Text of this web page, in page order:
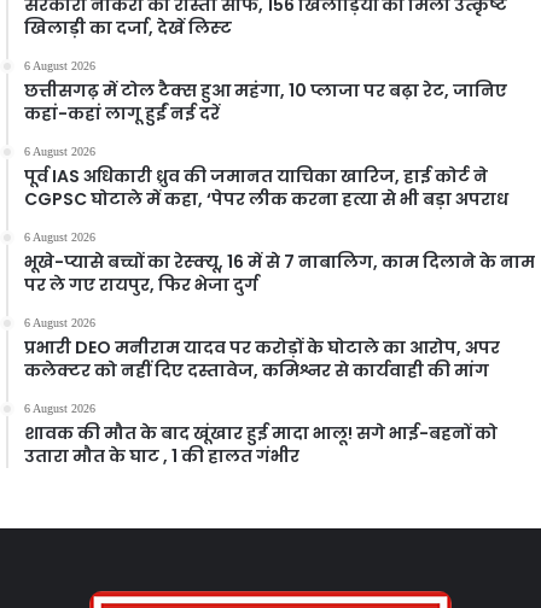
सरकारी नौकरी का रास्ता साफ, 156 खिलाड़ियों को मिला उत्कृष्ट
खिलाड़ी का दर्जा, देखें लिस्‍ट
6 August 2026
छत्तीसगढ़ में टोल टैक्स हुआ महंगा, 10 प्लाजा पर बढ़ा रेट, जानिए
कहां-कहां लागू हुईं नई दरें
6 August 2026
पूर्व IAS अधिकारी ध्रुव की जमानत याचिका खारिज, हाई कोर्ट ने
CGPSC घोटाले में कहा, ‘पेपर लीक करना हत्या से भी बड़ा अपराध
6 August 2026
भूखे-प्यासे बच्चों का रेस्क्यू, 16 में से 7 नाबालिग, काम दिलाने के नाम
पर ले गए रायपुर, फिर भेजा दुर्ग
6 August 2026
प्रभारी DEO मनीराम यादव पर करोड़ों के घोटाले का आरोप, अपर
कलेक्टर को नहीं दिए दस्तावेज, कमिश्नर से कार्यवाही की मांग
6 August 2026
शावक की मौत के बाद खूंखार हुई मादा भालू! सगे भाई-बहनों को
उतारा मौत के घाट , 1 की हालत गंभीर